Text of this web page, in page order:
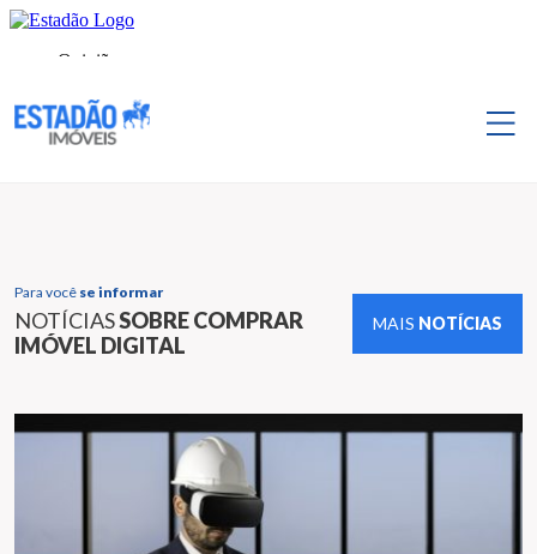
Para você se informar
NOTÍCIASSOBRE COMPRAR
IMÓVEL DIGITAL
MAIS NOTÍCIAS